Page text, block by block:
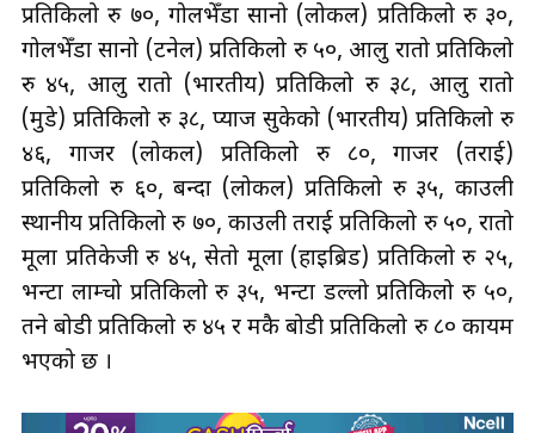
प्रतिकिलो रु ७०, गोलभेँडा सानो (लोकल) प्रतिकिलो रु ३०,
गोलभेँडा सानो (टनेल) प्रतिकिलो रु ५०, आलु रातो प्रतिकिलो
रु ४५, आलु रातो (भारतीय) प्रतिकिलो रु ३८, आलु रातो
(मुडे) प्रतिकिलो रु ३८, प्याज सुकेको (भारतीय) प्रतिकिलो रु
४६, गाजर (लोकल) प्रतिकिलो रु ८०, गाजर (तराई)
प्रतिकिलो रु ६०, बन्दा (लोकल) प्रतिकिलो रु ३५, काउली
स्थानीय प्रतिकिलो रु ७०, काउली तराई प्रतिकिलो रु ५०, रातो
मूला प्रतिकेजी रु ४५, सेतो मूला (हाइब्रिड) प्रतिकिलो रु २५,
भन्टा लाम्चो प्रतिकिलो रु ३५, भन्टा डल्लो प्रतिकिलो रु ५०,
तने बोडी प्रतिकिलो रु ४५ र मकै बोडी प्रतिकिलो रु ८० कायम
भएको छ ।